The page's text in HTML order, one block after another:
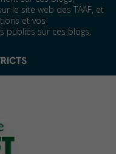
le site web des TAAF, et
et vos
publiés sur ces blogs.